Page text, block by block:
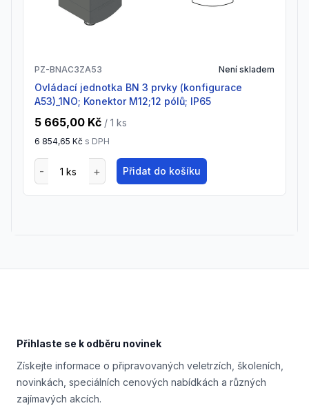
PZ-BNAC3ZA53 Není skladem
Ovládací jednotka BN 3 prvky (konfigurace
A53)_1NO; Konektor M12;12 pólů; IP65
5 665,00 Kč / 1 ks
6 854,65 Kč s DPH
Přidat do košíku
Přihlaste se k odběru novinek
Získejte informace o připravovaných veletrzích, školeních,
novinkách, speciálních cenových nabídkách a různých
zajímavých akcích.